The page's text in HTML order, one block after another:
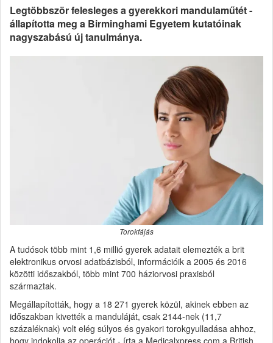
Legtöbbször felesleges a gyerekkori mandulaműtét -
állapította meg a Birminghami Egyetem kutatóinak
nagyszabású új tanulmánya.
Torokfájás
A tudósok több mint 1,6 millió gyerek adatait elemezték a brit
elektronikus orvosi adatbázisból, információik a 2005 és 2016
közötti időszakból, több mint 700 háziorvosi praxisból
származtak.
Megállapították, hogy a 18 271 gyerek közül, akinek ebben az
időszakban kivették a manduláját, csak 2144-nek (11,7
százaléknak) volt elég súlyos és gyakori torokgyulladása ahhoz,
hogy indokolja az operációt - írta a Medicalxpress.com a British